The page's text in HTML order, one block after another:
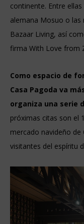
continente. Entre
alemana Mosuo o
Bazaar Living, así
firma With Love from
Como espacio de
Casa Pagoda va
organiza una serie
próximas citas son el
mercado navideño de
visitantes del espíritu